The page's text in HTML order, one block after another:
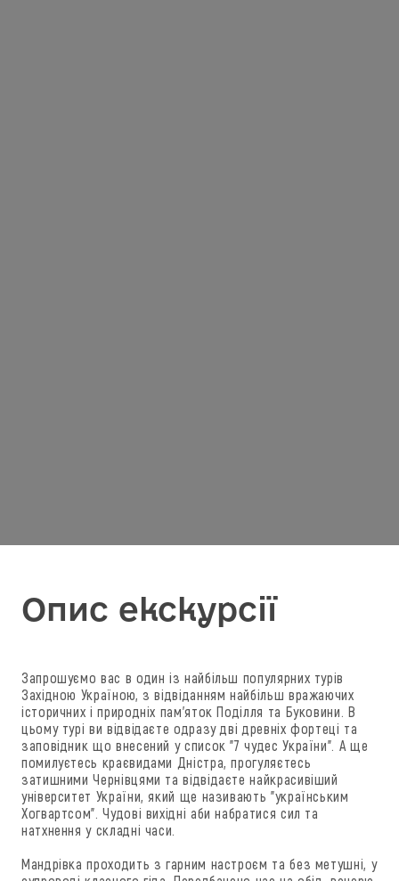
Опис екскурсії
Запрошуємо вас в один із найбільш популярних турів
Західною Україною, з відвіданням найбільш вражаючих
історичних і природніх пам'яток Поділля та Буковини. В
цьому турі ви відвідаєте одразу дві древніх фортеці та
заповідник що внесений у список "7 чудес України". А ще
помилуєтесь краєвидами Дністра, прогуляєтесь
затишними Чернівцями та відвідаєте найкрасивіший
університет України, який ще називають "українським
Хогвартсом". Чудові вихідні аби набратися сил та
натхнення у складні часи.
Мандрівка проходить з гарним настроєм та без метушні, у